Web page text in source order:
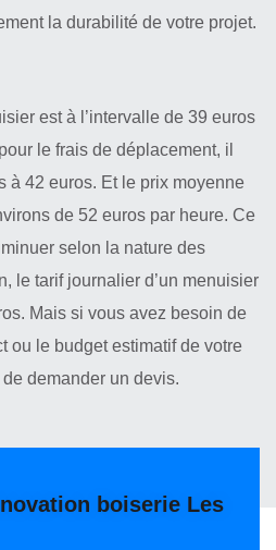
la durabilité de votre projet.
est à l’intervalle de 39 euros
le frais de déplacement, il
à 42 euros. Et le prix moyenne
de 52 euros par heure. Ce
selon la nature des
le tarif journalier d’un menuisier
Mais si vous avez besoin de
ou le budget estimatif de votre
demander un devis.
boiserie Les